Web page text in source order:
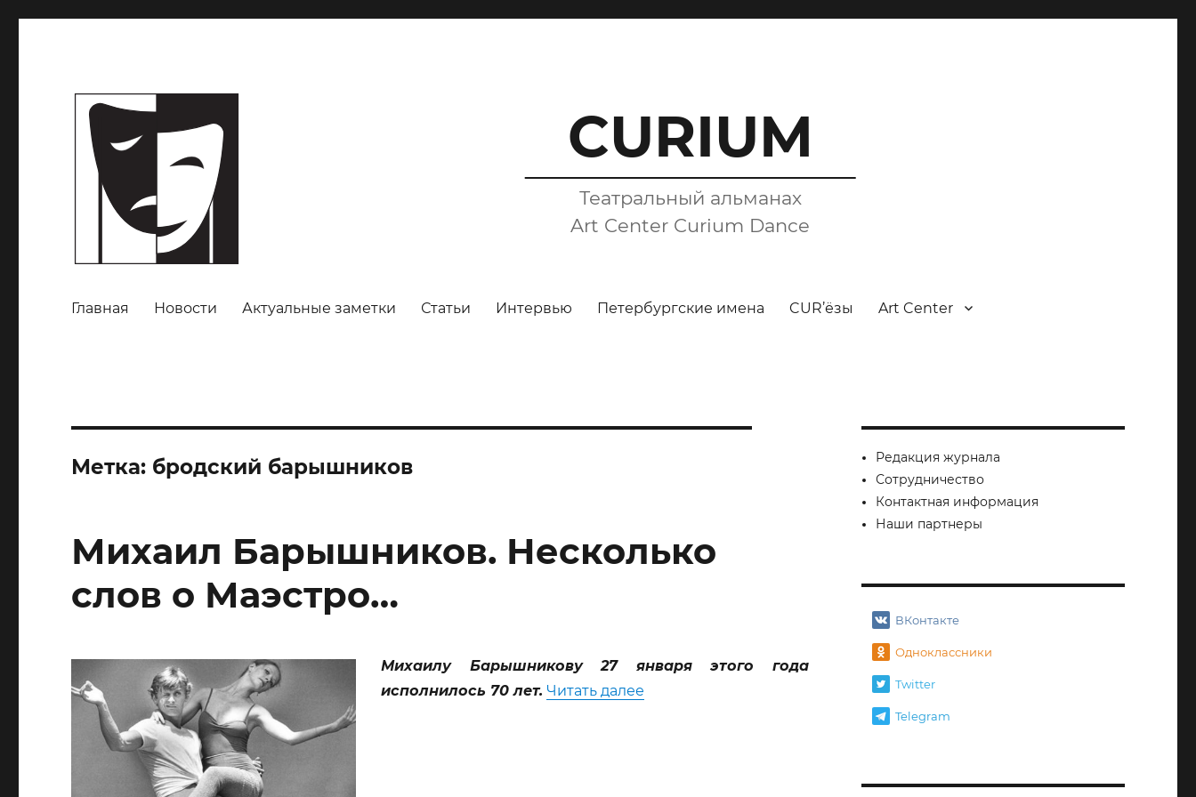
CURIUM
Театральный альманах
Art Center Curium Dance
Главная Новости Актуальные заметки Статьи Интервью Петербургские имена CUR’ёзы Art Center
Метка: бродский барышников
Михаил Барышников. Несколько
слов о Маэстро…
Михаилу Барышникову 27 января этого года
исполнилось 70 лет. Читать далее «Михаил Барышников. Несколько слов о Маэстро…»
Редакция журнала
Сотрудничество
Контактная информация
Наши партнеры
ВКонтакте
Одноклассники
Twitter
Telegram